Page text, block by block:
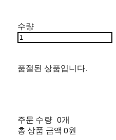
수량
품절된 상품입니다.
주문 수량 0개
총 상품 금액 0원